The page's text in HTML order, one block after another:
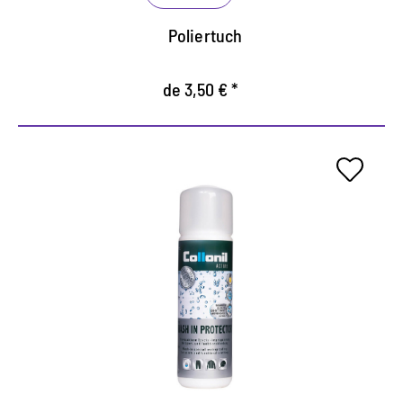
Poliertuch
de 3,50 € *
Detergente impermeabilizante
altamente efectivo
Para la seguridad al aire libre, de ocio y
Perfecto para impermeabilizar todos los textiles